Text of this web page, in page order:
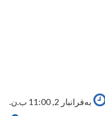
بەفرانبار 2, 11:00 ب.ن.